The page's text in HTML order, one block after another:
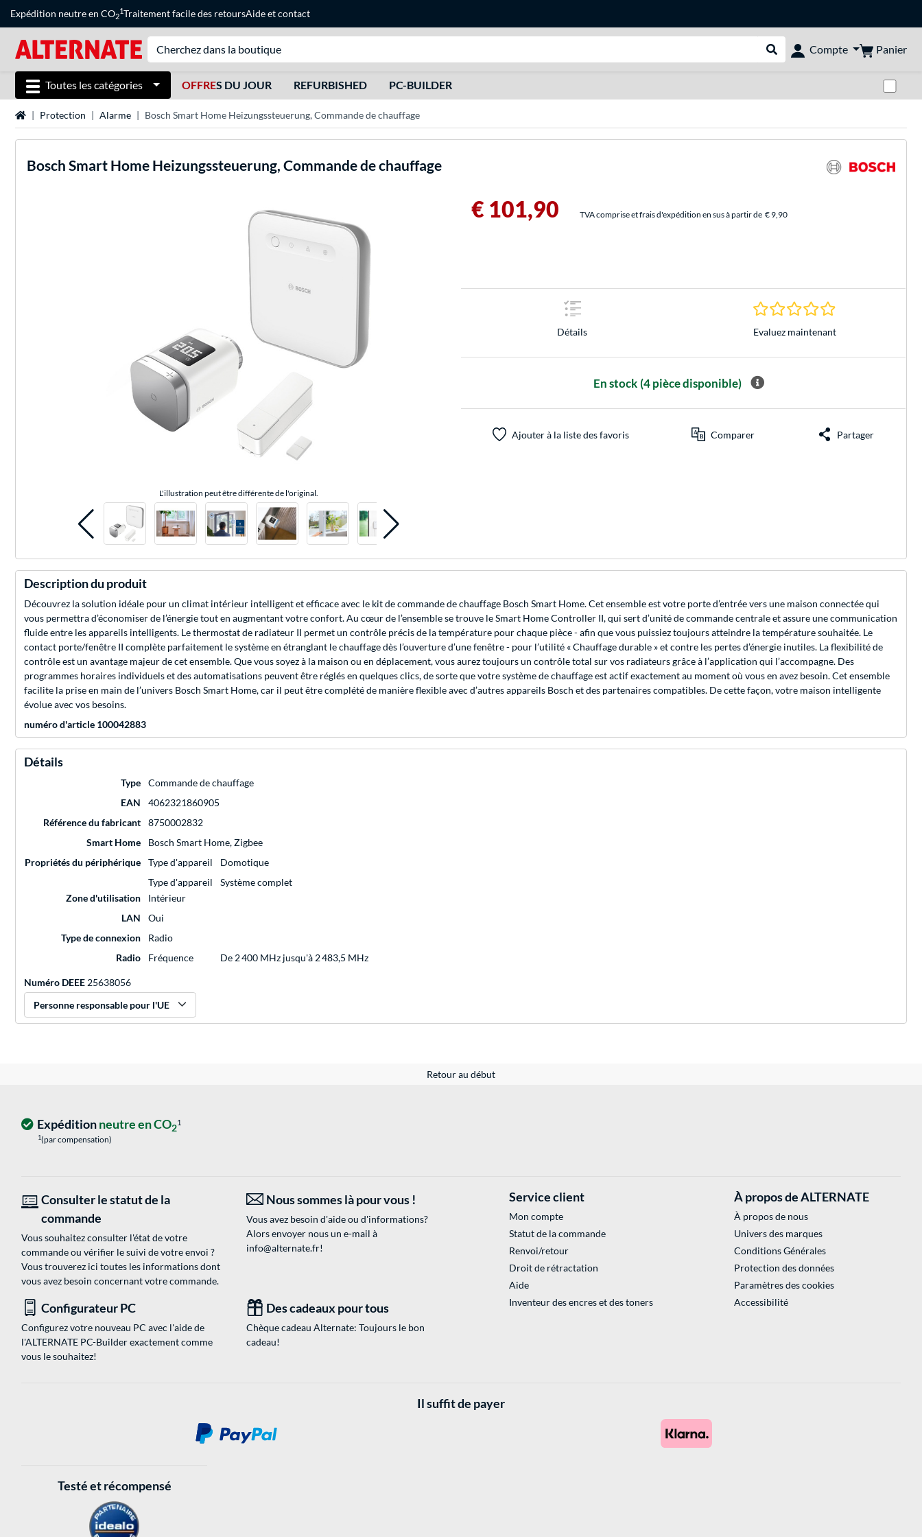
Expédition neutre en CO2
1Traitement facile des retoursAideetcontact
Rechercher dans le shop
Compte Panier
Toutes les catégories OFFRES DU JOUR REFURBISHED PC-BUILDER
Page d'accueil
Protection Alarme Bosch Smart Home Heizungssteuerung, Commande de chauffage
Bosch Smart Home Heizungssteuerung, Commande de chauffage
L'illustration peut être différente de l'original.
€ 101,90 TVA comprise et frais d'expédition en sus à partir de € 9,90
Détails
0.0 Étoiles à 0
Evaluez maintenant
En stock (4 pièce disponible)
Ajouter à la liste des favoris Comparer Partager
Description du produit
Découvrez la solution idéale pour un climat intérieur intelligent et efficace avec le kit de commande de chauffage Bosch Smart Home. Cet ensemble est votre porte d’entrée vers une maison connectée qui
vous permettra d’économiser de l’énergie tout en augmentant votre confort. Au cœur de l’ensemble se trouve le Smart Home Controller II, qui sert d’unité de commande centrale et assure une communication
fluide entre les appareils intelligents. Le thermostat de radiateur II permet un contrôle précis de la température pour chaque pièce - afin que vous puissiez toujours atteindre la température souhaitée. Le
contact porte/fenêtre II complète parfaitement le système en étranglant le chauffage dès l’ouverture d’une fenêtre - pour l’utilité « Chauffage durable » et contre les pertes d’énergie inutiles. La flexibilité de
contrôle est un avantage majeur de cet ensemble. Que vous soyez à la maison ou en déplacement, vous aurez toujours un contrôle total sur vos radiateurs grâce à l’application qui l’accompagne. Des
programmes horaires individuels et des automatisations peuvent être réglés en quelques clics, de sorte que votre système de chauffage est actif exactement au moment où vous en avez besoin. Cet ensemble
facilite la prise en main de l’univers Bosch Smart Home, car il peut être complété de manière flexible avec d’autres appareils Bosch et des partenaires compatibles. De cette façon, votre maison intelligente
évolue avec vos besoins.
numéro d'article 100042883
Détails
Type
Commande de chauffage
EAN
4062321860905
Référence du fabricant
8750002832
Smart Home
Bosch Smart Home, Zigbee
Propriétés du périphérique
Type d'appareil
Domotique
Type d'appareil
Système complet
Zone d'utilisation
Intérieur
LAN
Oui
Type de connexion
Radio
Radio
Fréquence De 2 400 MHz jusqu'à 2 483,5 MHz
Numéro DEEE 25638056
Personne responsable pour l'UE
Retour au début
Expéditionneutre en CO21
1(par compensation)
Consulter le statut de la
commande
Vous souhaitez consulter l'état de votre
commande ou vérifier le suivi de votre envoi ?
Vous trouverez ici toutes les informations dont
vous avez besoin concernant votre commande.
Nous sommes là pour vous !
Vous avez besoin d'aide ou d'informations?
Alors envoyer nous un e-mail à
info@alternate.fr!
Configurateur PC
Configurez votre nouveau PC avec l'aide de
l'ALTERNATE PC-Builder exactement comme
vous le souhaitez!
Des cadeaux pour tous
Chèque cadeau Alternate: Toujours le bon
cadeau!
Service client
Mon compte
Statut de la commande
Renvoi/retour
Droit de rétractation
Aide
Inventeur des encres et des toners
À propos de ALTERNATE
À propos de nous
Univers des marques
Conditions Générales
Protection des données
Paramètres des cookies
Accessibilité
Il suffit de payer
Testé et récompensé